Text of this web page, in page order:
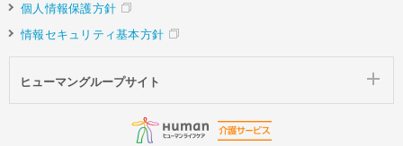
個人情報保護方針
情報セキュリティ基本方針
ヒューマングループサイト